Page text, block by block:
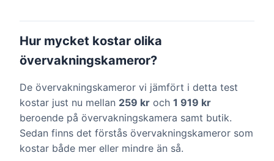
Hur mycket kostar olika
övervakningskameror?
De övervakningskameror vi jämfört i detta test
kostar just nu mellan 259 kr och 1 919 kr
beroende på övervakningskamera samt butik.
Sedan finns det förstås övervakningskameror som
kostar både mer eller mindre än så.